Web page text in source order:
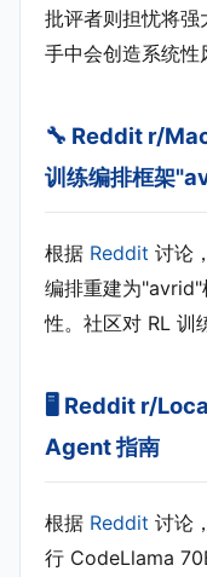
批评者则担忧将强
手中会创造系统性
🔧 Reddit r/
训练编排框架
根据 Reddit 讨论
编排重建为"avrid"
性。社区对 RL 训
🖥️ Reddit r/
Agent 指南
根据 Reddit 讨论
行 CodeLlama